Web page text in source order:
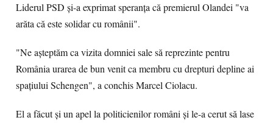
Liderul PSD şi-a exprimat speranţa că premierul Olandei "va
arăta că este solidar cu românii".
"Ne aşteptăm ca vizita domniei sale să reprezinte pentru
România urarea de bun venit ca membru cu drepturi depline ai
spaţiului Schengen", a conchis Marcel Ciolacu.
El a făcut și un apel la politicienilor români şi le-a cerut să lase